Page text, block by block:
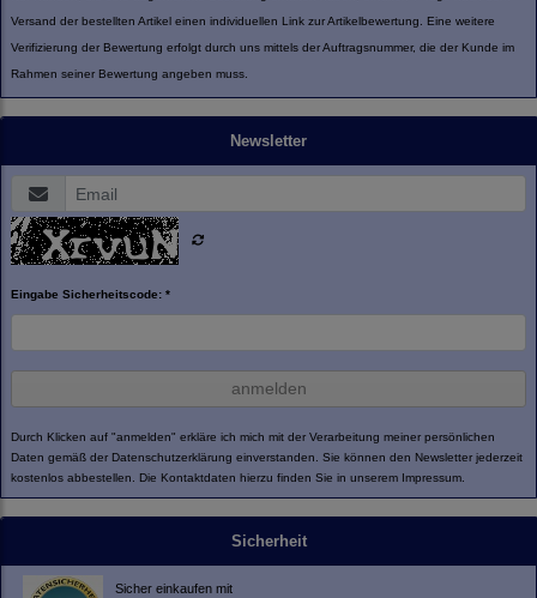
Versand der bestellten Artikel einen individuellen Link zur Artikelbewertung. Eine weitere
Verifizierung der Bewertung erfolgt durch uns mittels der Auftragsnummer, die der Kunde im
Rahmen seiner Bewertung angeben muss.
Newsletter
Eingabe Sicherheitscode: *
anmelden
Durch Klicken auf "anmelden" erkläre ich mich mit der Verarbeitung meiner persönlichen
Daten gemäß der Datenschutzerklärung einverstanden. Sie können den Newsletter jederzeit
kostenlos abbestellen. Die Kontaktdaten hierzu finden Sie in unserem Impressum.
Sicherheit
Sicher einkaufen mit